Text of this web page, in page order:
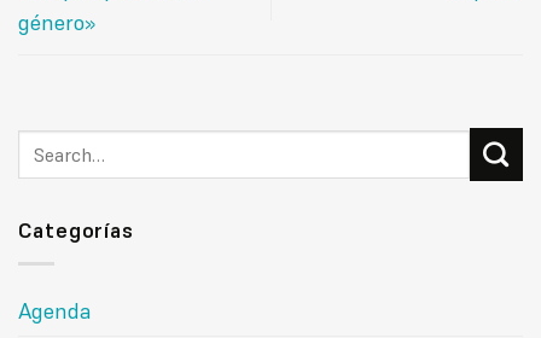
género»
Categorías
Agenda